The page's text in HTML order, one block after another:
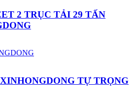
2 TRỤC TẢI 29 TẤN
TỰ TRỌNG